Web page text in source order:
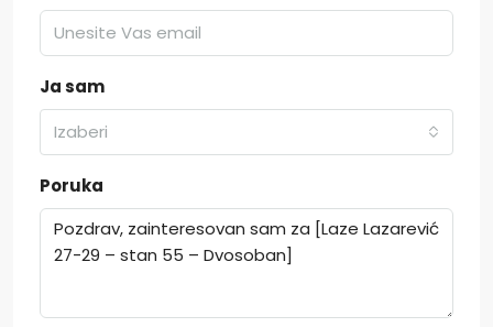
Ja sam
Izaberi
Poruka